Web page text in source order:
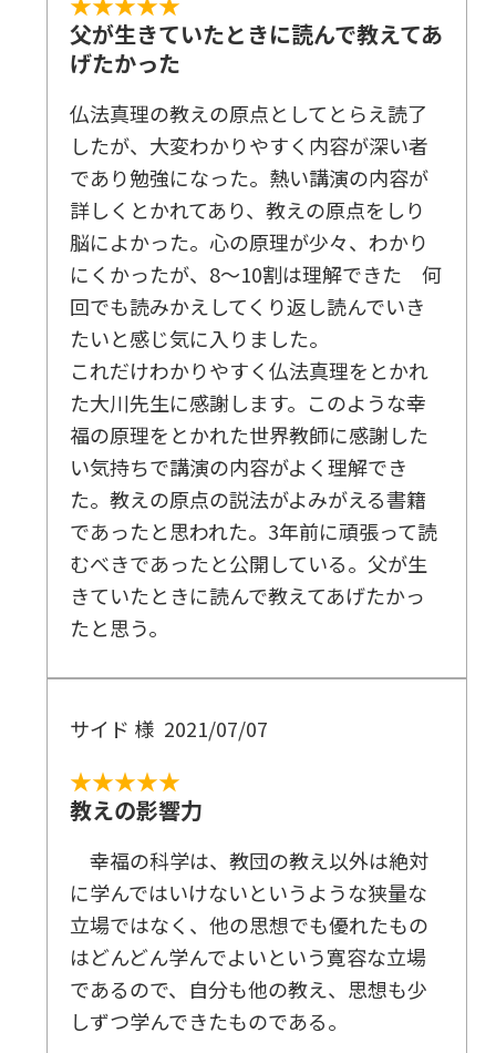
父が生きていたときに読んで教えてあ
げたかった
仏法真理の教えの原点としてとらえ読了
したが、大変わかりやすく内容が深い者
であり勉強になった。熱い講演の内容が
詳しくとかれてあり、教えの原点をしり
脳によかった。心の原理が少々、わかり
にくかったが、8～10割は理解できた 何
回でも読みかえしてくり返し読んでいき
たいと感じ気に入りました。
これだけわかりやすく仏法真理をとかれ
た大川先生に感謝します。このような幸
福の原理をとかれた世界教師に感謝した
い気持ちで講演の内容がよく理解でき
た。教えの原点の説法がよみがえる書籍
であったと思われた。3年前に頑張って読
むべきであったと公開している。父が生
きていたときに読んで教えてあげたかっ
たと思う。
サイド 様 2021/07/07
★★★★★
教えの影響力
幸福の科学は、教団の教え以外は絶対
に学んではいけないというような狭量な
立場ではなく、他の思想でも優れたもの
はどんどん学んでよいという寛容な立場
であるので、自分も他の教え、思想も少
しずつ学んできたものである。